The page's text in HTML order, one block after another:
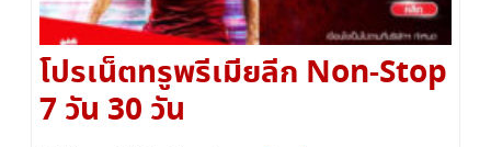
โปรเน็ตทรูพรีเมียลีก Non-Stop
7 วัน 30 วัน